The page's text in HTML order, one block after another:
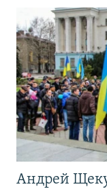
Андрей